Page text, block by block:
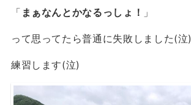
「 まぁなんとかなるっしょ！ 」
って思ってたら普通に失敗しました(泣)
練習します(泣)